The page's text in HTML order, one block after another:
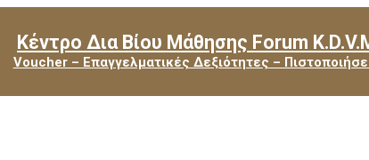
Κέντρο Δια Βίου Μάθησης Forum
Voucher – Επαγγελματικές Δεξιότητες –